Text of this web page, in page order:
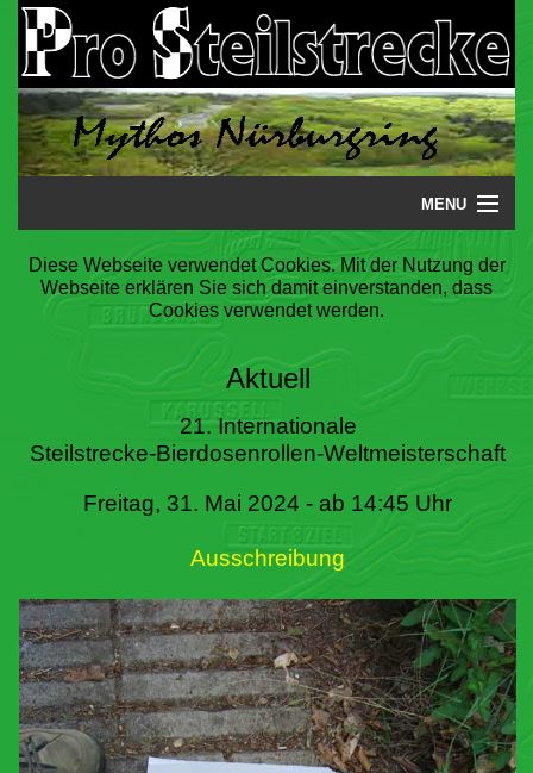
MENU
Startseite
Steilstrecke
Literatur
Termine
Diese Webseite verwendet Cookies. Mit der Nutzung der
Webseite erklären Sie sich damit einverstanden, dass
Cookies verwendet werden.
Aktuell
21. Internationale
Steilstrecke-Bierdosenrollen-Weltmeisterschaft
Freitag, 31. Mai 2024 - ab 14:45 Uhr
Ausschreibung